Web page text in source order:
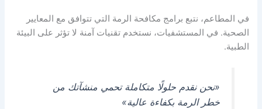
في المطاعم، نتبع برامج مكافحة الرمة التي تتوافق مع المعايير
الصحية. في المستشفيات، نستخدم تقنيات آمنة لا تؤثر على البيئة
الطبية.
«نحن نقدم حلولًا متكاملة تحمي منشآتك من
خطر الرمة بكفاءة عالية»